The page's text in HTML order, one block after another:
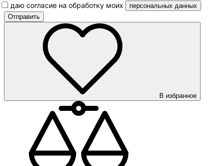
Я даю согласие на обработку моих
персональных данных
В избранное